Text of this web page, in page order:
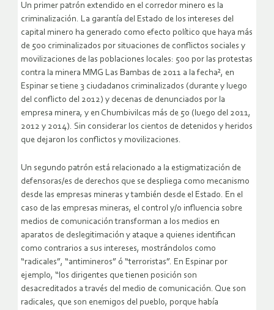
Un primer patrón extendido en el corredor minero es la
criminalización. La garantía del Estado de los intereses del
capital minero ha generado como efecto político que haya más
de 500 criminalizados por situaciones de conflictos sociales y
movilizaciones de las poblaciones locales: 500 por las protestas
contra la minera MMG Las Bambas de 2011 a la fecha², en
Espinar se tiene 3 ciudadanos criminalizados (durante y luego
del conflicto del 2012) y decenas de denunciados por la
empresa minera, y en Chumbivilcas más de 50 (luego del 2011,
2012 y 2014). Sin considerar los cientos de detenidos y heridos
que dejaron los conflictos y movilizaciones.
Un segundo patrón está relacionado a la estigmatización de
defensoras/es de derechos que se despliega como mecanismo
desde las empresas mineras y también desde el Estado. En el
caso de las empresas mineras, el control y/o influencia sobre
medios de comunicación transforman a los medios en
aparatos de deslegitimación y ataque a quienes identifican
como contrarios a sus intereses, mostrándolos como
“radicales”, “antimineros” ó “terroristas”. En Espinar por
ejemplo, “los dirigentes que tienen posición son
desacreditados a través del medio de comunicación. Que son
radicales, que son enemigos del pueblo, porque había